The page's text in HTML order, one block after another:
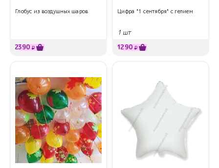
Глобус из воздушных шаров
2390 ₽
Цифра "1 сентября" с гелием
1 шт
1290 ₽